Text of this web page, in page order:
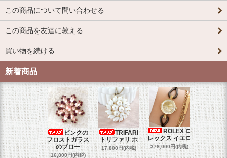
この商品について問い合わせる
この商品を友達に教える
買い物を続ける
新着商品
ピンクの
フロストガラス
のブロー
16,800円(内税)
TRIFARI
トリファリ ホ
17,800円(内税)
ROLEX ロ
レックス イエロ
378,000円(内税)
ジュリア
29,000円(